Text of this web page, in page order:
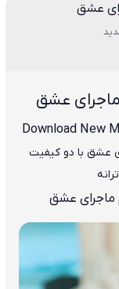
عشق
عشق
Download New
عشق با دو کیفیت
ماجرای عشق